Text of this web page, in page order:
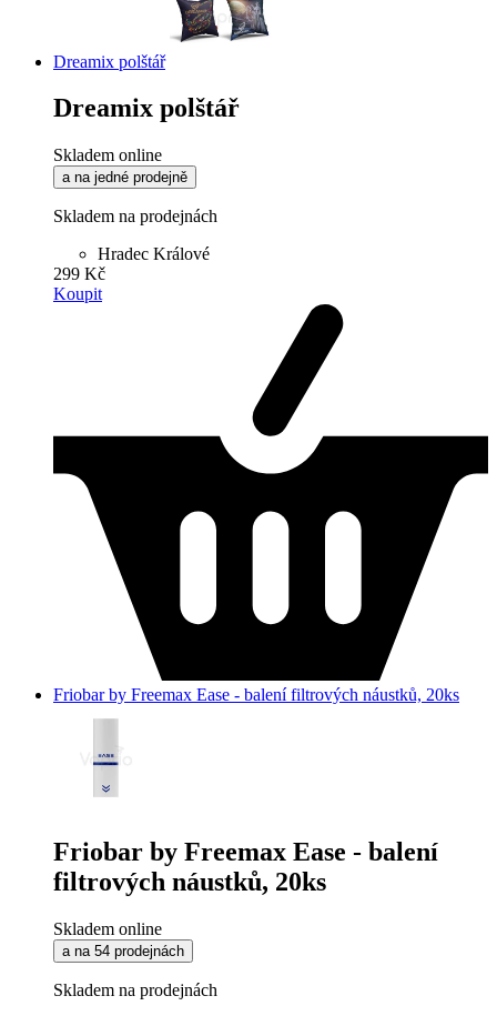
Dreamix polštář
Dreamix polštář
Skladem online
a na jedné prodejně
Skladem na prodejnách
Hradec Králové
299 Kč
Koupit
Friobar by Freemax Ease - balení filtrových náustků, 20ks
Friobar by Freemax Ease - balení
filtrových náustků, 20ks
Skladem online
a na 54 prodejnách
Skladem na prodejnách